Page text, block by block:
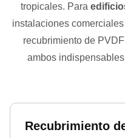
tropicales. Para
instalaciones
recubrimiento de
ambos
Recubrimiento